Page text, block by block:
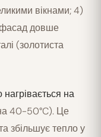
вікнами; 4)
довше
(золотиста
на
40-50°C). Це
збільшує тепло у